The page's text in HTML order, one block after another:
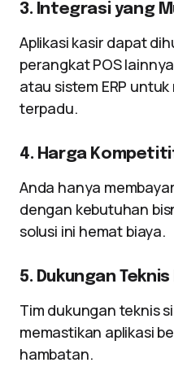
3. Integrasi yang
Aplikasi kasir dapat
perangkat POS
atau sistem ERP
terpadu.
4. Harga
Anda hanya
dengan kebutuhan
solusi ini hemat biaya.
5. Dukungan
Tim dukungan teknis
memastikan aplikasi
hambatan.